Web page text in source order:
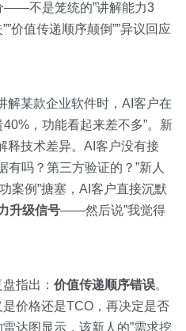
——不是笼统的”讲解能力3
价值传递顺序颠倒””异议回应
解某款企业软件时，AI客户在
，功能看起来差不多”。新
释技术差异。AI客户没有接
有吗？第三方验证的？”新人
案例”搪塞，AI客户直接沉默
升级信号——然后说”我觉得
指出： 价值传递顺序错误。
是价格还是TCO，再决定是否
达图显示，该新人的”需求挖